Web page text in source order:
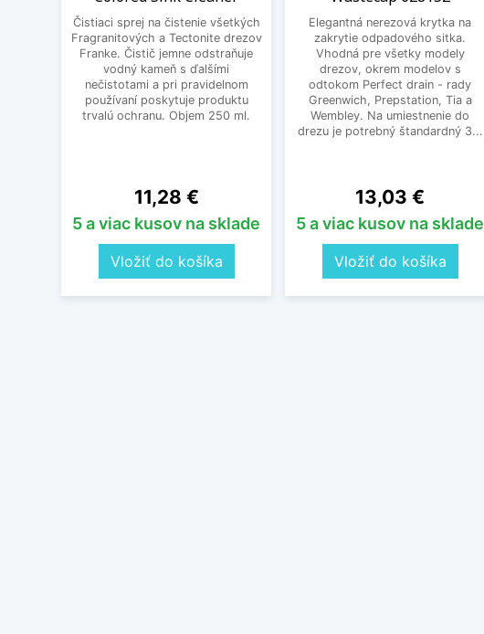
Čistiaci sprej na čistenie všetkých
Fragranitových a Tectonite drezov
Franke. Čistič jemne odstraňuje
vodný kameň s ďalšími
nečistotami a pri pravidelnom
používaní poskytuje produktu
trvalú ochranu. Objem 250 ml.
Cena
11,28 €
5 a viac kusov na sklade
Vložiť do košíka
Elegantná nerezová krytka na
zakrytie odpadového sitka.
Vhodná pre všetky modely
drezov, okrem modelov s
odtokom Perfect drain - rady
Greenwich, Prepstation, Tia a
Wembley. Na umiestnenie do
drezu je potrebný štandardný 3...
Cena
13,03 €
5 a viac kusov na sklade
Vložiť do košíka